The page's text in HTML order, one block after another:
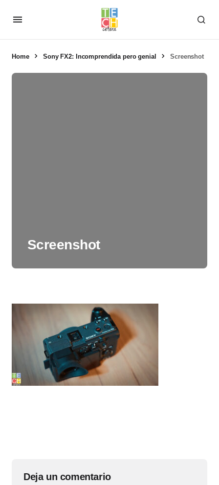
Home Sony FX2: Incomprendida pero genial Screenshot
Screenshot
Deja un comentario